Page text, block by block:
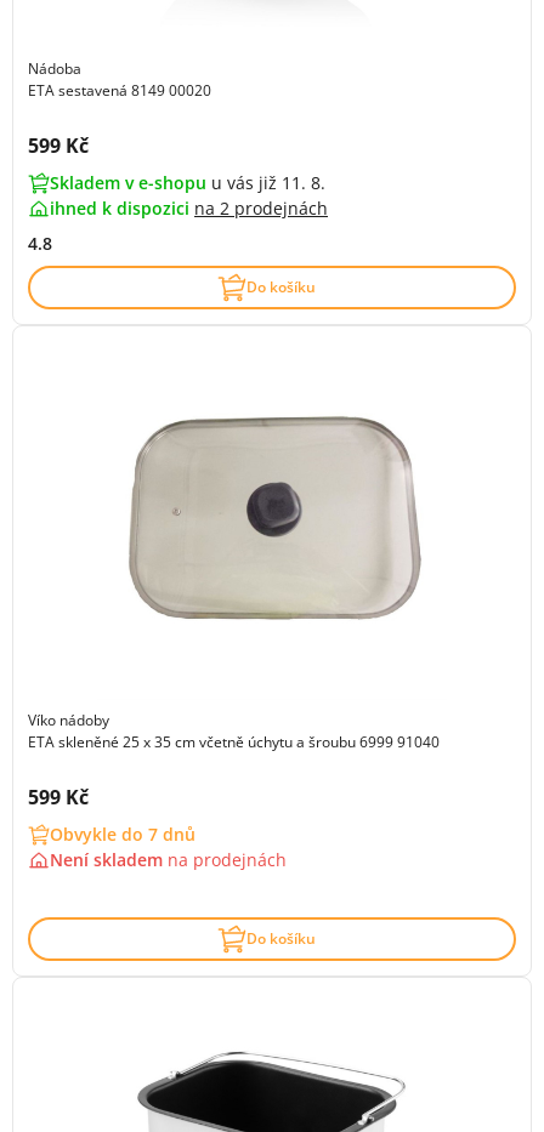
Nádoba
ETA sestavená 8149 00020
Cena s DPH:
599 Kč
Skladem v e-shopu u vás již 11. 8.
ihned k dispozici na 2 prodejnách
4.8
Do košíku
Víko nádoby
ETA skleněné 25 x 35 cm včetně úchytu a šroubu 6999 91040
Cena s DPH:
599 Kč
Obvykle do 7 dnů
Není skladem na prodejnách
Do košíku